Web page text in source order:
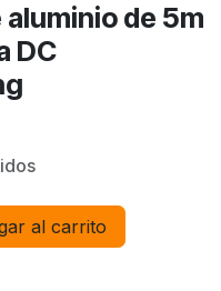
de 5m
DC
al carrito